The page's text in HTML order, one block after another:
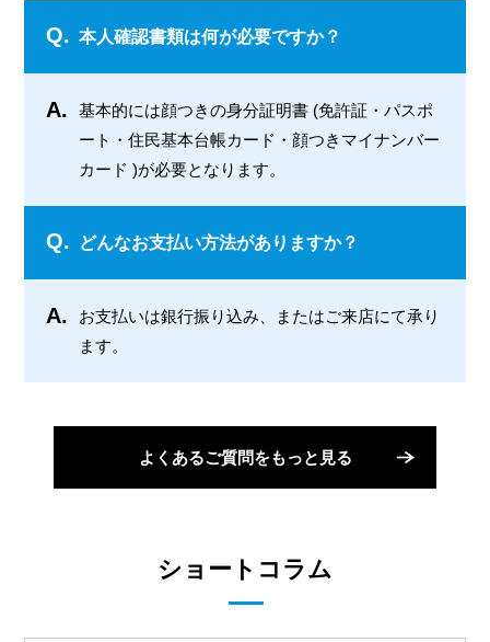
Q. 本人確認書類は何が必要ですか？
A.
基本的には顔つきの身分証明書 (免許証・パスポ
ート・住民基本台帳カード・顔つきマイナンバー
カード )が必要となります。
Q. どんなお支払い方法がありますか？
A.
お支払いは銀行振り込み、またはご来店にて承り
ます。
よくあるご質問をもっと見る
ショートコラム